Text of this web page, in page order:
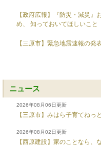
【政府広報】『防災・減災
め、 知っておいてほしいこと
【三原市】緊急地震速報の
ニュース
2026年08月06日更新
【三原市】みはら子育てねっ
2026年08月02日更新
【西原建設】家のことなら、